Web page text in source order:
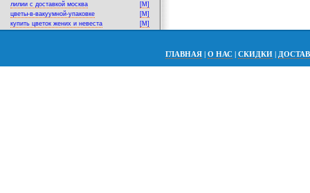
лилии с доставкой москва
[M]
цветы-в-вакуумной-упаковке
[M]
купить цветок жених и невеста
[M]
ГЛАВНАЯ | О НАС | СКИДКИ |